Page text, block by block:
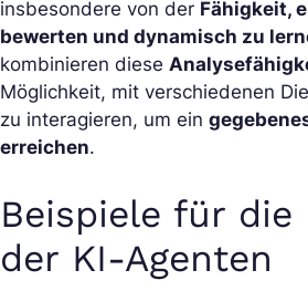
insbesondere von der Fähigkeit,
bewerten und dynamisch zu
kombinieren diese
Möglichkeit, mit verschiedenen
zu interagieren, um ein
erreichen.
Beispiele für die
der KI-Agenten